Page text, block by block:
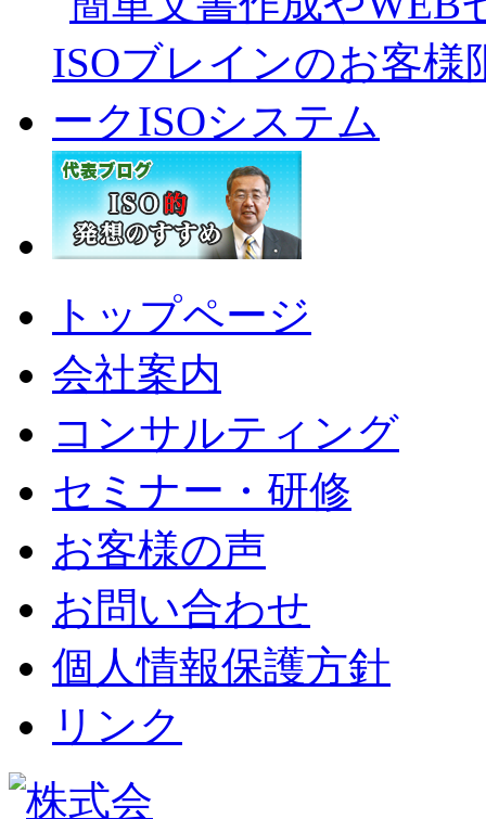
トップページ
会社案内
コンサルティング
セミナー・研修
お客様の声
お問い合わせ
個人情報保護方針
リンク